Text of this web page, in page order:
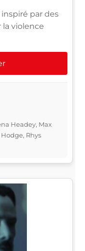
par des
violence
Headey, Max
Rhys